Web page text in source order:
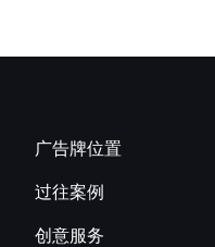
广告牌位置
过往案例
创意服务